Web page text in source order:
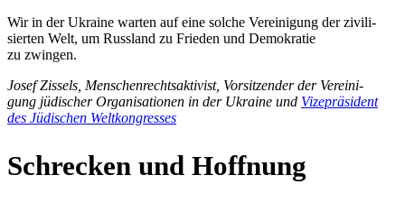
Wir in der Ukraine warten auf eine solche Ver­ei­ni­gung der zivi­li­
sier­ten Welt, um Russ­land zu Frieden und Demo­kra­tie
zu zwingen.
Josef Zissels, Men­schen­rechts­ak­ti­vist, Vor­sit­zen­der der Ver­ei­ni­
gung jüdi­scher Orga­ni­sa­tio­nen in der Ukraine und Vize­prä­si­dent
des Jüdi­schen Weltkongresses
Schre­cken und Hoffnung